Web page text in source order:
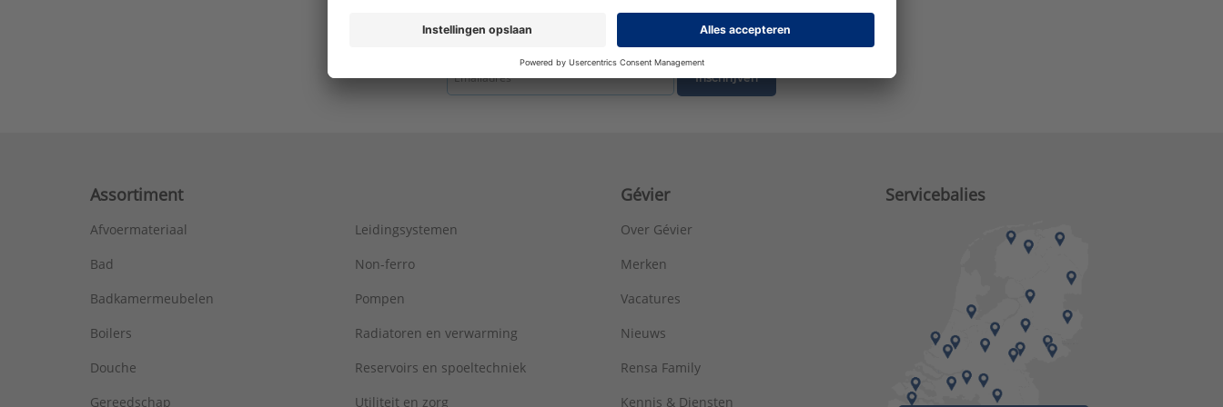
Materiaal afdichting:
Met aftapper: Nee
Met ontluchter: Nee
1" (25)
3/4" (20)
Oppervlaktebehandeling aansluiting 2: Onbehandeld
Oppervlaktebescherming aansluiting 2: Onbehandeld
Ringstijfheidsklasse:
34 mm
Systeemgebonden:
Ons laatste nieuws ontvangen omtrent productnieuws, acties en andere interessante zaken?
Inschrijven
Assortiment
Afvoermateriaal
Bad
Badkamermeubelen
Boilers
Douche
Gereedschap
Leidingsystemen
Non-ferro
Pompen
Radiatoren en verwarming
Reservoirs en spoeltechniek
Utiliteit en zorg
Gévier
Over Gévier
Merken
Vacatures
Nieuws
Rensa Family
Kennis & Diensten
Servicebalies